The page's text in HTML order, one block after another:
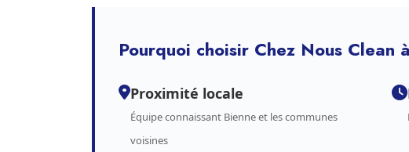
Pourquoi choisir Chez Nous Clean
Proximité locale
Équipe connaissant Bienne et les communes
voisines